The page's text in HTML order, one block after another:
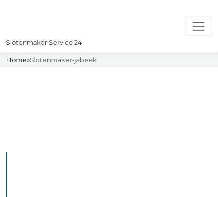
Slotenmaker Service 24
Home»Slotenmaker-jabeek